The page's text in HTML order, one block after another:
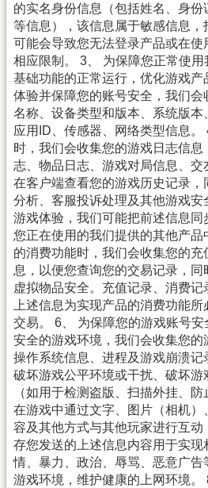
的实名身份信息（包括姓名、身
等信息），该信息属于敏感信息，
可能会导致您无法登录产品或在使
相应限制。 3、 为保障您正常使
基础功能的正常运行，优化游戏
体验并保障您的账号安全，我们会
名称、设备类型和版本、系统版本
应用ID、传感器、网络类型信息。
时，我们会收集您的游戏日志信息
志、物品日志、游戏对局信息、交
在客户端查看您的游戏历史记录
分析、客服投诉处理及其他游戏安
游戏体验，我们可能把前述信息
您正在使用的我们提供的其他产品
的消费功能时，我们会收集您的
息，以便您查询您的交易记录，
虚拟物品安全。充值记录、消费
上述信息为实现产品的消费功能
交易。 6、 为保障您的游戏账号安
安全的游戏环境，我们会收集您的
操作系统信息、进程及游戏崩溃
破坏游戏公平环境或干扰、破坏游
（如用于检测盗版、扫描外挂、
在游戏中通过文字、图片（相机）
容及其他方式与其他玩家进行互动
存您发送的上述信息内容用于实
情、暴力、政治、辱骂、恶意广
游戏环境，维护健康的上网环境。